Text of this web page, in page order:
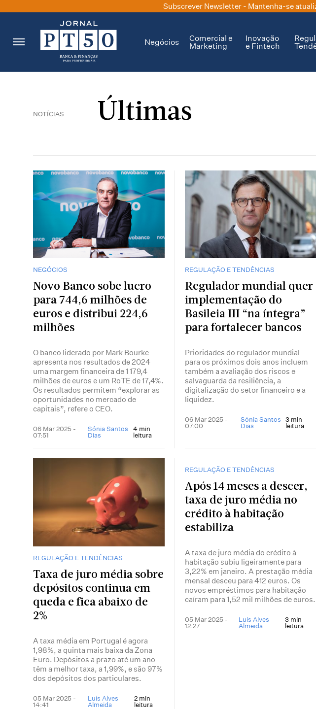
Subscrever Newsletter - Mantenha-se
Negócios
Comercial e
Marketing
Inovação
e Fintech
NOTÍCIAS Últimas
NEGÓCIOS
Novo Banco sobe lucro
para 744,6 milhões de
euros e distribui 224,6
milhões
O banco liderado por Mark Bourke
apresenta nos resultados de 2024
uma margem financeira de 1 179,4
milhões de euros e um RoTE de 17,4%.
Os resultados permitem “explorar as
oportunidades no mercado de
capitais”, refere o CEO.
06 Mar 2025 -
07:51
Sónia Santos
Dias
4 min
leitura
REGULAÇÃO E TENDÊNCIAS
Regulador mundial quer
implementação do
Basileia III “na íntegra”
para fortalecer bancos
Prioridades do regulador mundial
para os próximos dois anos incluem
também a avaliação dos riscos e
salvaguarda da resiliência, a
digitalização do setor financeiro e a
liquidez.
06 Mar 2025 -
07:00
Sónia Santos
Dias
3 min
leitura
REGULAÇÃO E TENDÊNCIAS
Taxa de juro média sobre
depósitos continua em
queda e fica abaixo de
2%
A taxa média em Portugal é agora
1,98%, a quinta mais baixa da Zona
Euro. Depósitos a prazo até um ano
têm a melhor taxa, a 1,99%, e são 97%
dos depósitos dos particulares.
05 Mar 2025 -
14:41
Luís Alves
Almeida
2 min
leitura
REGULAÇÃO E TENDÊNCIAS
Após 14 meses a descer,
taxa de juro média no
crédito à habitação
estabiliza
A taxa de juro média do crédito à
habitação subiu ligeiramente para
3,22% em janeiro. A prestação média
mensal desceu para 412 euros. Os
novos empréstimos para habitação
caíram para 1,52 mil milhões de euros.
05 Mar 2025 -
12:27
Luís Alves
Almeida
3 min
leitura